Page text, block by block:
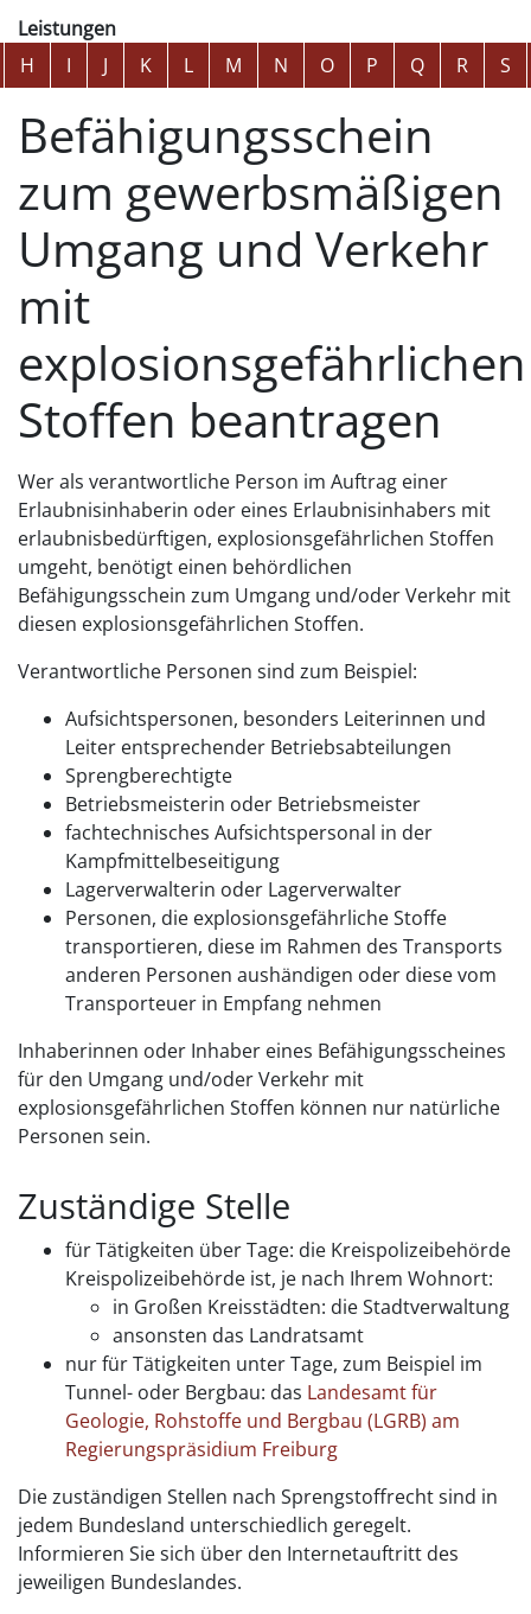
Leistungen
Alphabetisches Register überspringen
H I J K L M N O P Q R S
Befähigungsschein
zum gewerbsmäßigen
Umgang und Verkehr
mit
explosionsgefährlichen
Stoffen beantragen
Wer als verantwortliche Person im Auftrag einer
Erlaubnisinhaberin oder eines Erlaubnisinhabers mit
erlaubnisbedürftigen, explosionsgefährlichen Stoffen
umgeht, benötigt einen behördlichen
Befähigungsschein zum Umgang und/oder Verkehr mit
diesen explosionsgefährlichen Stoffen.
Verantwortliche Personen sind zum Beispiel:
Aufsichtspersonen, besonders Leiterinnen und
Leiter entsprechender Betriebsabteilungen
Sprengberechtigte
Betriebsmeisterin oder Betriebsmeister
fachtechnisches Aufsichtspersonal in der
Kampfmittelbeseitigung
Lagerverwalterin oder Lagerverwalter
Personen, die explosionsgefährliche Stoffe
transportieren, diese im Rahmen des Transports
anderen Personen aushändigen oder diese vom
Transporteuer in Empfang nehmen
Inhaberinnen oder Inhaber eines Befähigungsscheines
für den Umgang und/oder Verkehr mit
explosionsgefährlichen Stoffen können nur natürliche
Personen sein.
Zuständige Stelle
für Tätigkeiten über Tage: die Kreispolizeibehörde
Kreispolizeibehörde ist, je nach Ihrem Wohnort:
in Großen Kreisstädten: die Stadtverwaltung
ansonsten das Landratsamt
nur für Tätigkeiten unter Tage, zum Beispiel im
Tunnel- oder Bergbau: das Landesamt für
Geologie, Rohstoffe und Bergbau (LGRB) am
Regierungspräsidium Freiburg
Die zuständigen Stellen nach Sprengstoffrecht sind in
jedem Bundesland unterschiedlich geregelt.
Informieren Sie sich über den Internetauftritt des
jeweiligen Bundeslandes.